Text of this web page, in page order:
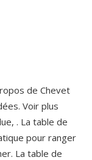
de Chevet
Voir plus
. La table de
pour ranger
La table de